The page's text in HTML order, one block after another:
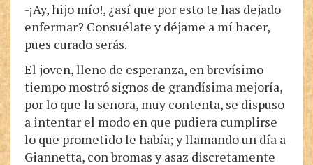
-¡Ay, hijo mío!, ¿así que por esto te has dejado
enfermar? Consuélate y déjame a mí hacer,
pues curado serás.
El joven, lleno de esperanza, en brevísimo
tiempo mostró signos de grandísima mejoría,
por lo que la señora, muy contenta, se dispuso
a intentar el modo en que pudiera cumplirse
lo que prometido le había; y llamando un día a
Giannetta, con bromas y asaz discretamente